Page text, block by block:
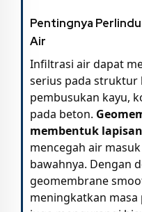
Pentingnya
Air
Infiltrasi air dapat
serius pada struktur
pembusukan kayu,
pada beton.
membentuk
mencegah air
bawahnya. Dengan
geomembrane
meningkatkan